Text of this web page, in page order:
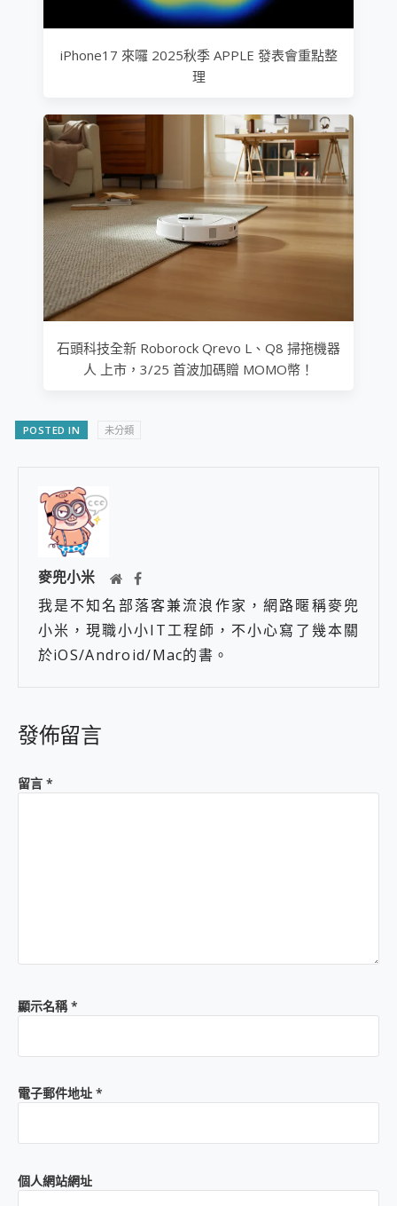
iPhone17 來囉 2025秋季 APPLE 發表會重點整
理
石頭科技全新 Roborock Qrevo L、Q8 掃拖機器
人 上市，3/25 首波加碼贈 MOMO幣！
POSTED IN 未分類
麥兜小米
我是不知名部落客兼流浪作家，網路暱稱麥兜
小米，現職小小IT工程師，不小心寫了幾本關
於iOS/Android/Mac的書。
發佈留言
留言 *
顯示名稱*
電子郵件地址 *
個人網站網址